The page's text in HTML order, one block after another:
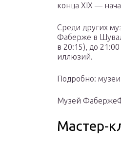
конца XIX —
Среди других
Фаберже в
в 20:15), до
иллюзий.
Подробно:
Музей
Мастер-